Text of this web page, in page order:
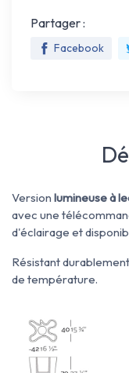
Partager :
Facebook
Version lumineuse à
avec une
d'éclairage et
Résistant
de température.